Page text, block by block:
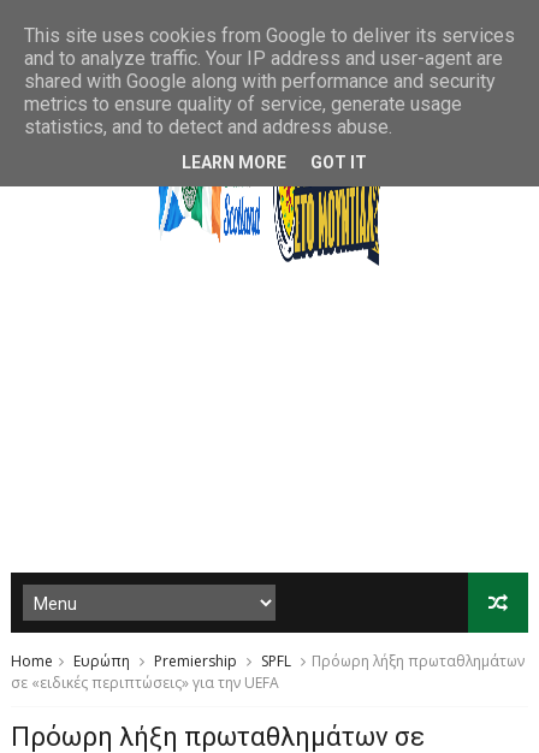
Home Ευρώπη Premiership SPFL
Πρόωρη λήξη πρωταθλημάτων
σε «ειδικές περιπτώσεις» για την UEFA
Πρόωρη λήξη πρωταθλημάτων σε
This site uses cookies from Google to deliver its services
and to analyze traffic. Your IP address and user-agent are
shared with Google along with performance and security
metrics to ensure quality of service, generate usage
statistics, and to detect and address abuse.
LEARN MORE GOT IT